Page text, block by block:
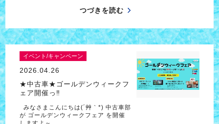
つづきを読む
イベント/キャンペーン
2026.04.26
★中古車★ゴールデンウィークフ
ェア開催っ‼
みなさまこんにちは(´艸｀*) 中古車部
が ゴールデンウィークフェア を開催